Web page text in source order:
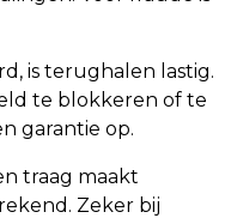
is terughalen lastig.
te blokkeren of te
garantie op.
traag maakt
Zeker bij